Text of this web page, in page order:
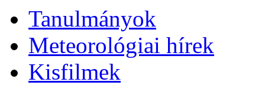
Tanulmányok
Meteorológiai hírek
Kisfilmek